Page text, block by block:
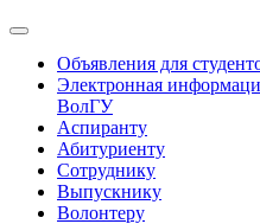
Объявления для
Электронная
ВолГУ
Аспиранту
Абитуриенту
Сотруднику
Выпускнику
Волонтеру